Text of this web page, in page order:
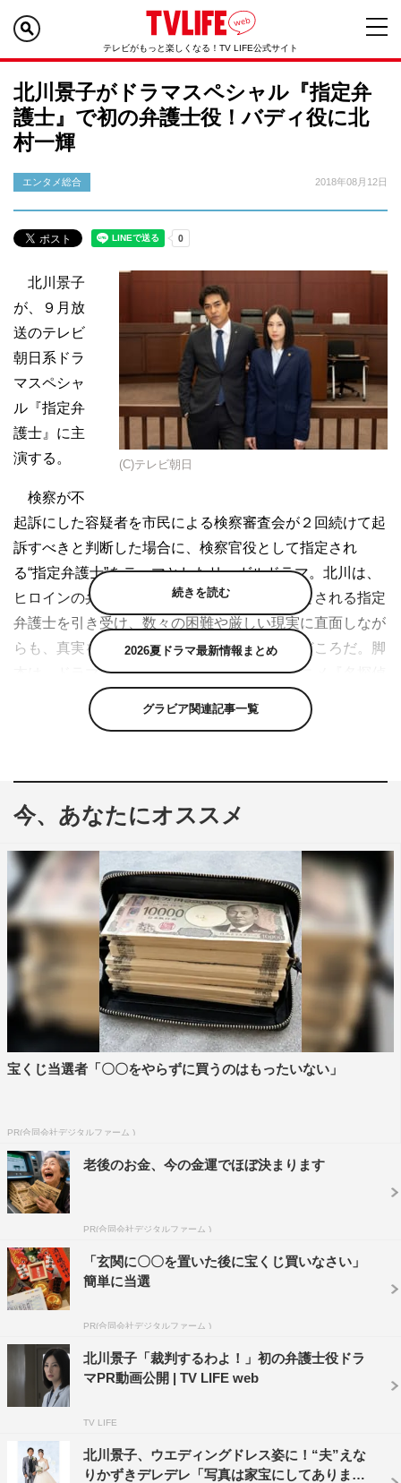
テレビがもっと楽しくなる！TV LIFE公式サイト
北川景子がドラマスペシャル『指定弁
護士』で初の弁護士役！バディ役に北
村一輝
エンタメ総合 2018年08月12日
(C)テレビ朝日
北川景子
が、９月放
送のテレビ
朝日系ドラ
マスペシャ
ル『指定弁
護士』に主
演する。
検察が不
起訴にした容疑者を市民による検察審査会が２回続けて起
訴すべきと判断した場合に、検察官役として指定され
る“指定弁護士”をテーマとしたリーガルドラマ。北川は、
ヒロインの弁護士・一ツ木唯役。ほぼ負け戦とされる指定
弁護士を引き受け、数々の困難や厳しい現実に直面しなが
らも、真実を追い求める中で成長していく役どころだ。脚
本は、ドラマ『相棒』や『科捜研の女』、アニメ『名探偵
コナン』の劇場版シリーズも手掛けた櫻井武晴が務める。
いては「『指定弁護士』という言葉はニュースなどで知っ
ていましたが、詳しくは全然分かっていなくて。『難しい
する”という目的を持って法廷に立たないといけない」と
話し、「最初は“指定弁護士は何にやりがいを持っている
んだろう？”と悩んでいたんですけど、監督とお話した際
に『唯は“真実を明らかにする”ってことに使命感を燃やし
ている人なんじゃないかな』と言っていただいて、そこか
らはその気持ちを大切にして演じています」と役への向き
合い方を明かした。
唯とバディを組む検察官・橘慎二役は、北村一輝が演じ
る。北川は「撮影初日に早速、後半部分のシーンを撮りま
見えていたような感じがして。初日にそういう手応えがあ
ったので、このままいけば大丈夫だなと思いました」と信
頼。北村は「最初からとても良い関係性の中で撮影に入ら
せていただいています。北川さん演じる唯はとても凛とし
ていて、でもちょっとだけ抜けているところもあります
が、そこは北川さんに少し似ているかもしれませんね」と
印象を語っている。
慎二の捜査を手伝う検察事務官・安倍忠一役で生瀬勝久、
唯の上司でやがて彼女の前に立ちはだかる弁護士・三塚文
則役で中村梅雀、唯を指定弁護士に誘う弁護士・神林京子
役で羽田美智子、唯が通うバーのマスター・筧田吾郎役で
松重豊、贈収賄事件をめぐる容疑者・田金清造役で石橋蓮
司ら。
続きを読む
2026夏ドラマ最新情報まとめ
グラビア関連記事一覧
今、あなたにオススメ
宝くじ当選者「〇〇をやらずに買うのはもったいない」
PR(合同会社デジタルファーム )
老後のお金、今の金運でほぼ決まります
PR(合同会社デジタルファーム )
「玄関に〇〇を置いた後に宝くじ買いなさい」
簡単に当選
PR(合同会社デジタルファーム )
北川景子「裁判するわよ！」初の弁護士役ドラ
マPR動画公開 | TV LIFE web
TV LIFE
北川景子、ウエディングドレス姿に！“夫”えな
りかずきデレデレ「写真は家宝にしてありま